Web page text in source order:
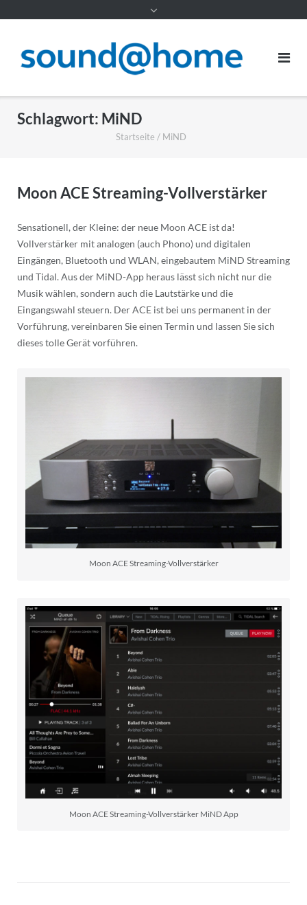
Schlagwort: MiND
Startseite / MiND
Moon ACE Streaming-Vollverstärker
Sensationell, der Kleine: der neue Moon ACE ist da!
Vollverstärker mit analogen (auch Phono) und digitalen
Eingängen, Bluetooth und WLAN, eingebautem MiND Streaming
und Tidal. Aus der MiND-App heraus lässt sich nicht nur die
Musik wählen, sondern auch die Lautstärke und die
Eingangswahl steuern. Der ACE ist bei uns permanent in der
Vorführung, vereinbaren Sie einen Termin und lassen Sie sich
dieses tolle Gerät vorführen.
Moon ACE Streaming-Vollverstärker
Moon ACE Streaming-Vollverstärker MiND App